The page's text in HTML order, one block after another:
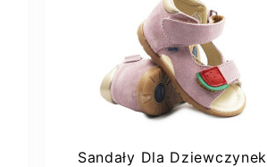
23 24
26
+4
Sandały Dla Dziewczynek